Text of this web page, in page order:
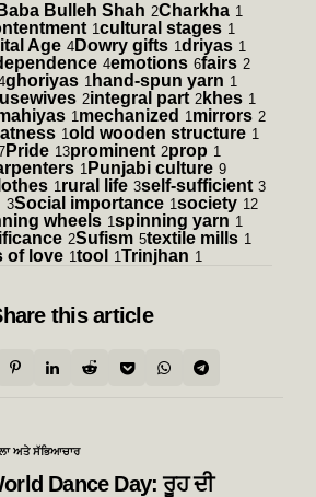
Baba Bulleh Shah 2Charkha 1
1cultural stages 1
Age 4 Dowry gifts 1driyas 1
4emotions 6fairs 2
ghoriyas 1 hand-spun yarn 1
2integral part 2 khes 1
1mechanized 1mirrors 2
1old wooden structure 1
Pride 13prominent 2prop 1
1 Punjabi culture 9
1rural life 3self-sufficient 3
3Social importance 1society 12
wheels 1spinning yarn 1
2Sufism 5textile mills 1
of love 1tool 1Trinjhan 1
this article
ਅਤੇ ਸੱਭਿਆਚਾਰ
Dance Day: ਰੂਹ ਦੀ